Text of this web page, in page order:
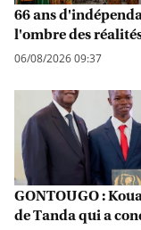
66 ans
l'ombre des
06/08/2026 09:37
GONTOUGO :
de Tanda qui a